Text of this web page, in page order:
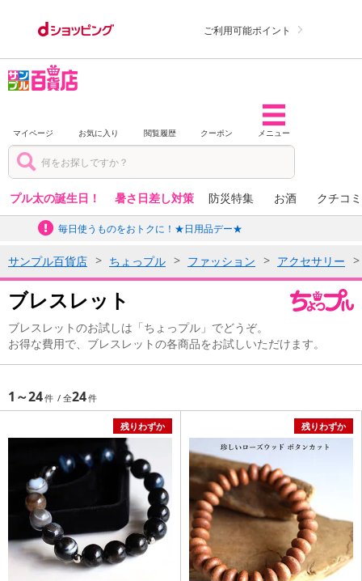
ご利用可能ポイント
マイページ お気に入り 閲覧履歴 クーポン メニュー
プル太の誕生日！ 暑さ日差し対策 防災特集 お酒 クチコ
毎日使うものをおトクに！★日用品デー★
サンプル百貨店 ちょっプル ファッション アクセサリー
ブレスレット
ブレスレットのお試しは「ちょっプル」でどうぞ。
お得な費用で、ブレスレットの各商品をお試しいただけます。
1～24 24
残りわずか 残りわずか